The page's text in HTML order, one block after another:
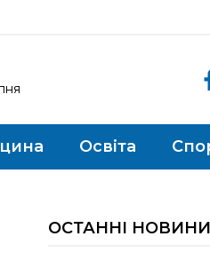
Освіта
ОСТАННІ НОВИНИ